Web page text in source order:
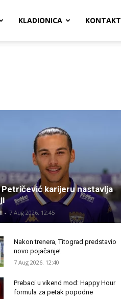
KLADIONICA KONTAKT
Petričević karijeru nastavlja
- 7 Aug 2026. 12:45
Nakon trenera, Titograd predstavio
novo pojačanje!
7 Aug 2026. 12:40
Prebaci u vikend mod: Happy Hour
formula za petak popodne